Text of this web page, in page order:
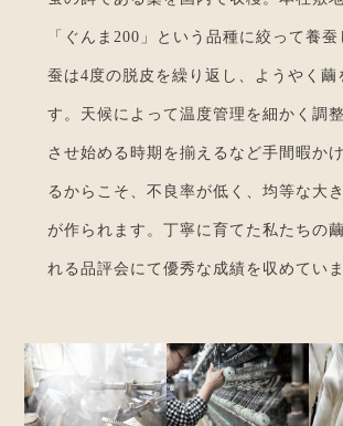
「ぐんま200」という品種に絞って養蚕
蚕は4度の脱皮を繰り返し、ようやく繭
す。天候によって温度管理を細かく調
させ始める時期を揃えるなど手間暇か
るからこそ、不良率が低く、均等な大
が作られます。丁寧に育てた私たちの
れる品評会にて優秀な成績を収めていま